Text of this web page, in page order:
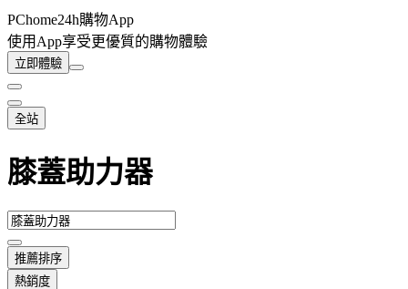
PChome24h購物App
使用App享受更優質的購物體驗
立即體驗
全站
膝蓋助力器
推薦排序
熱銷度